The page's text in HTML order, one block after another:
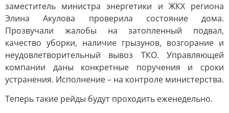
заместитель министра энергетики и ЖКХ региона
Элина Акулова проверила состояние дома.
Прозвучали жалобы на затопленный подвал,
качество уборки, наличие грызунов, возгорание и
неудовлетворительный вывоз ТКО. Управляющей
компании даны конкретные поручения и сроки
устранения. Исполнение – на контроле министерства.
Теперь такие рейды будут проходить еженедельно.